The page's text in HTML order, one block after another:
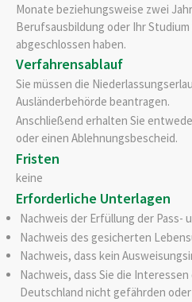
Monate beziehungsweise zwei
Berufsausbildung oder Ihr
abgeschlossen haben.
Verfahrensablauf
Sie müssen die
Ausländerbehörde beantragen.
Anschließend erhalten Sie
oder einen Ablehnungsbescheid.
Fristen
keine
Erforderliche Unterlagen
Nachweis der Erfüllung der Pass-
Nachweis des gesicherten
Nachweis, dass kein
Nachweis, dass Sie die
Deutschland nicht gefährden